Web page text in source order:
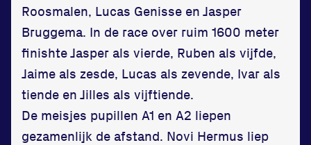
Roosmalen, Lucas Genisse en Jasper
Bruggema. In de race over ruim 1600 meter
finishte Jasper als vierde, Ruben als vijfde,
Jaime als zesde, Lucas als zevende, Ivar als
tiende en Jilles als vijftiende.
De meisjes pupillen A1 en A2 liepen
gezamenlijk de afstand. Novi Hermus liep